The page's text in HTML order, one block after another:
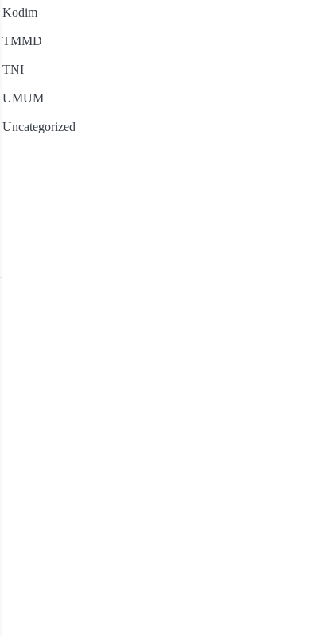
Kodim
TMMD
TNI
UMUM
Uncategorized